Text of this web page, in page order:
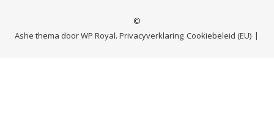
©
Privacyverklaring Cookiebeleid (EU)
Ashe thema doorWP Royal.